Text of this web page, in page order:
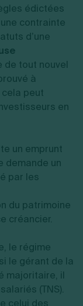
édictées
contrainte
d’une
de tout nouvel
à
cela peut
en
un emprunt
demande un
par les
du patrimoine
créancier.
le régime
le gérant de la
majoritaire, il
(TNS).
celui des